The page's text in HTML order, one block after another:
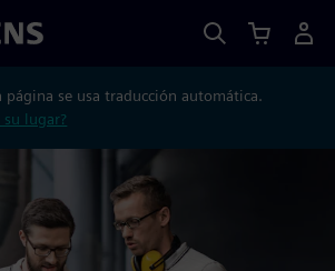
página se usa traducción automática.
su lugar?